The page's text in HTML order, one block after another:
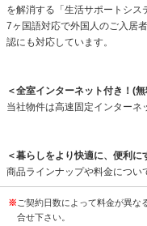
を解消する「生活サポートシス
7ヶ国語対応で外国人のご入居
認にも対応しています。
＜全室インターネット付き！(無
当社物件は高速固定インターネ
＜暮らしをより快適に、便利に
商品ラインナップや料金につい
※ ご契約日数によって料金が異な
合せ下さい。